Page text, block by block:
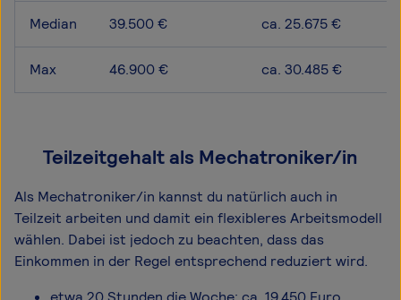
Median 39.500 € ca. 25.675 €
Max 46.900 € ca. 30.485 €
Teilzeitgehalt als Mechatroniker/in
Als Mechatroniker/in kannst du natürlich auch in
Teilzeit arbeiten und damit ein flexibleres Arbeitsmodell
wählen. Dabei ist jedoch zu beachten, dass das
Einkommen in der Regel entsprechend reduziert wird.